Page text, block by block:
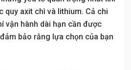
quy axit chì và lithium. Cả chi
vận hành dài hạn cần được
bảo rằng lựa chọn của bạn